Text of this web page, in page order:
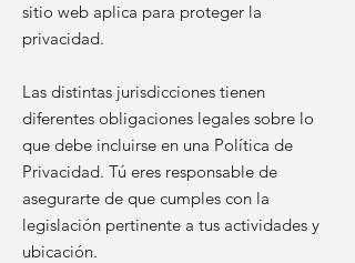
sitio web aplica para proteger la
privacidad.
Las distintas jurisdicciones tienen
diferentes obligaciones legales sobre lo
que debe incluirse en una Política de
Privacidad. Tú eres responsable de
asegurarte de que cumples con la
legislación pertinente a tus actividades y
ubicación.